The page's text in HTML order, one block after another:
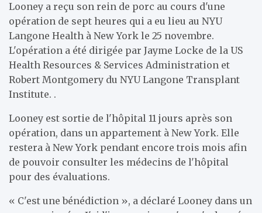
Looney a reçu son rein de porc au cours d'une
opération de sept heures qui a eu lieu au NYU
Langone Health à New York le 25 novembre.
L'opération a été dirigée par Jayme Locke de la US
Health Resources & Services Administration et
Robert Montgomery du NYU Langone Transplant
Institute. .
Looney est sortie de l'hôpital 11 jours après son
opération, dans un appartement à New York. Elle
restera à New York pendant encore trois mois afin
de pouvoir consulter les médecins de l'hôpital
pour des évaluations.
« C'est une bénédiction », a déclaré Looney dans un